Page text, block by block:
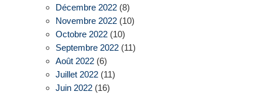
Décembre 2022 (8)
Novembre 2022 (10)
Octobre 2022 (10)
Septembre 2022 (11)
Août 2022 (6)
Juillet 2022 (11)
Juin 2022 (16)